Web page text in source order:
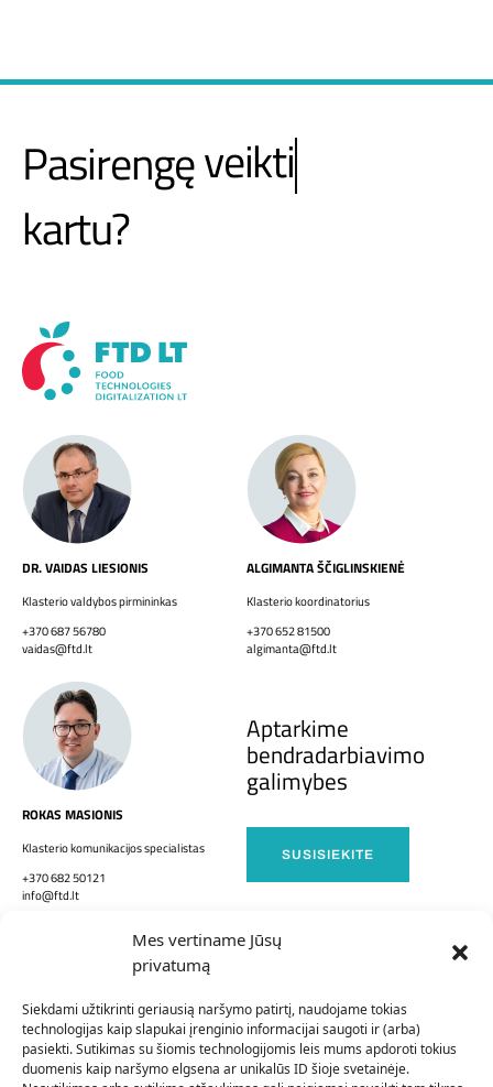
Mes vertiname Jūsų
privatumą
Siekdami užtikrinti geriausią naršymo patirtį, naudojame tokias
technologijas kaip slapukai įrenginio informacijai saugoti ir (arba)
pasiekti. Sutikimas su šiomis technologijomis leis mums apdoroti tokius
duomenis kaip naršymo elgsena ar unikalūs ID šioje svetainėje.
Pasirengęveikti
kartu?
DR. VAIDAS LIESIONIS
Klasterio valdybos pirmininkas
+370 687 56780
vaidas@ftd.lt
ALGIMANTA ŠČIGLINSKIENĖ
Klasterio koordinatorius
+370 652 81500
algimanta@ftd.lt
ROKAS MASIONIS
Klasterio komunikacijos specialistas
+370 682 50121
info@ftd.lt
Aptarkime
bendradarbiavimo
galimybes
SUSISIEKITE
APIE MUS FTD LT NARIAI